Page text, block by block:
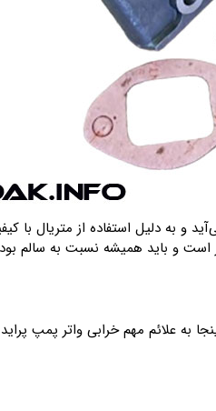
دلیل استفاده از متریال با
و باید همیشه نسبت به سالم
به علائم مهم خرابی واتر پمپ